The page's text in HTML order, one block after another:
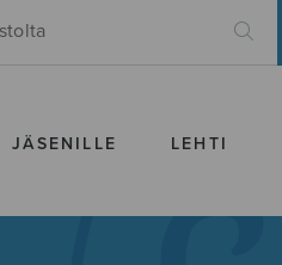
JÄSENILLE LEHTI